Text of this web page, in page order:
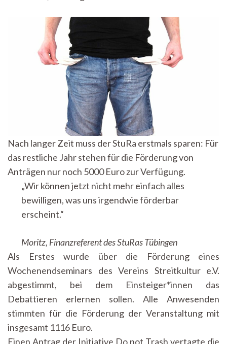
Nach langer Zeit muss der StuRa erstmals sparen: Für
das restliche Jahr stehen für die Förderung von
Anträgen nur noch 5000 Euro zur Verfügung.
„Wir können jetzt nicht mehr einfach alles
bewilligen, was uns irgendwie förderbar
erscheint.“
Moritz, Finanzreferent des StuRas Tübingen
Als Erstes wurde über die Förderung eines
Wochenendseminars des Vereins Streitkultur e.V.
abgestimmt, bei dem Einsteiger*innen das
Debattieren erlernen sollen. Alle Anwesenden
stimmten für die Förderung der Veranstaltung mit
insgesamt 1116 Euro.
Einen Antrag der Initiative Do not Trash vertagte die